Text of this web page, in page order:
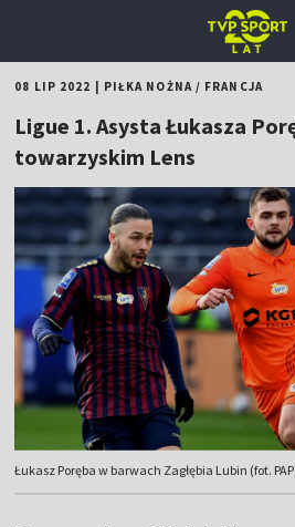
08 LIP 2022 PIŁKA NOŻNA/ FRANCJA
Ligue 1. Asysta Łukasza
towarzyskim Lens
Łukasz Poręba w barwach Zagłębia Lubin (fot.